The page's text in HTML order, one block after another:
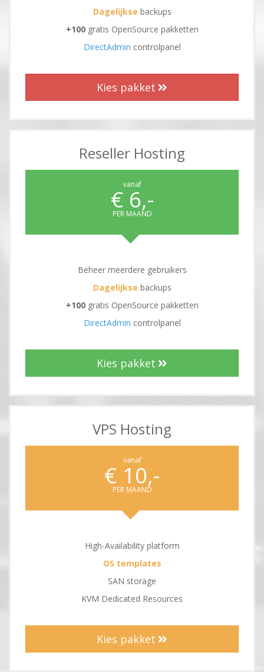
Dagelijkse backups
+100gratis OpenSource pakketten
DirectAdmin controlpanel
Kies pakket
Reseller Hosting
vanaf
€ 6,-
PER MAAND
Beheer meerdere gebruikers
Dagelijkse backups
+100gratis OpenSource pakketten
DirectAdmin controlpanel
Kies pakket
VPS Hosting
vanaf
€ 10,-
PER MAAND
High-Availability platform
OS templates
SAN storage
KVM Dedicated Resources
Kies pakket